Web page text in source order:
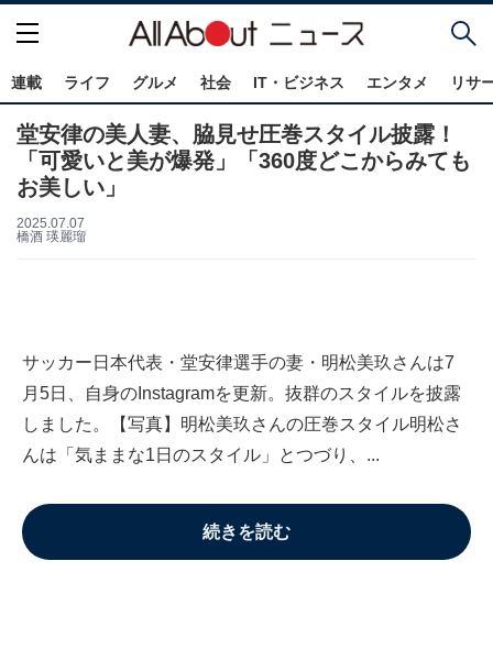
連載 ライフ グルメ 社会 IT・ビジネス エンタメ リサ
堂安律の美人妻、脇見せ圧巻スタイル披露！
「可愛いと美が爆発」「360度どこからみても
お美しい」
2025.07.07
橋酒 瑛麗瑠
サッカー日本代表・堂安律選手の妻・明松美玖さんは7
月5日、自身のInstagramを更新。抜群のスタイルを披露
しました。【写真】明松美玖さんの圧巻スタイル明松さ
んは「気ままな1日のスタイル」とつづり、...
続きを読む